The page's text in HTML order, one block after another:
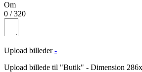
Om
0 /320
Upload billeder -
Upload billede til "Butik" - Dimension